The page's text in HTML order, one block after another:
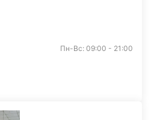
Пн-Вс: 09:00 - 21:00